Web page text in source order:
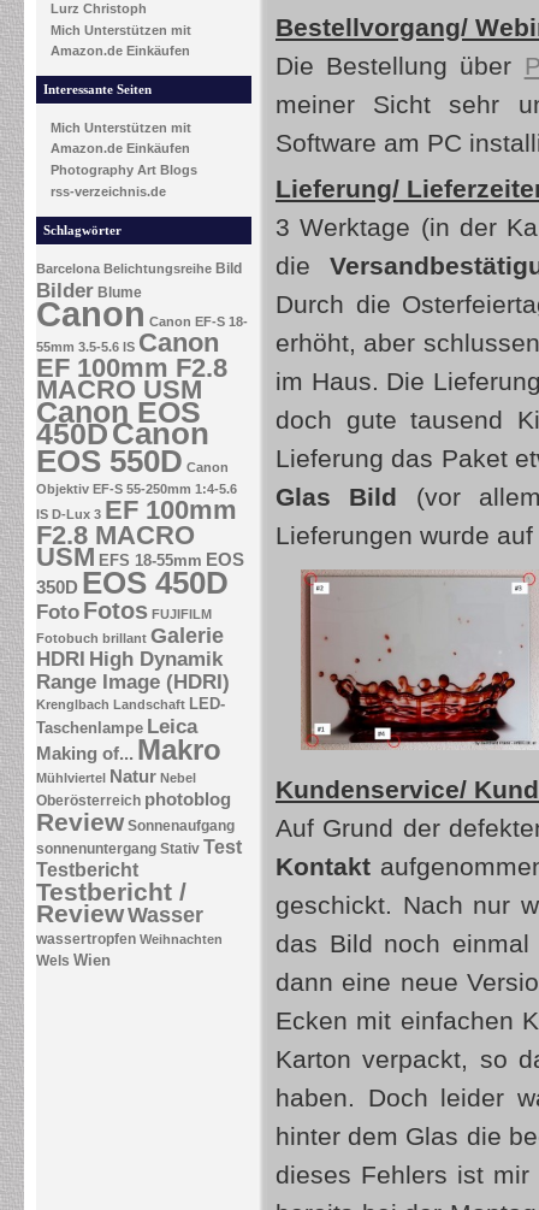
Lurz Christoph
Mich Unterstützen mit
Amazon.de Einkäufen
Interessante Seiten
Mich Unterstützen mit
Amazon.de Einkäufen
Photography Art Blogs
rss-verzeichnis.de
Schlagwörter
Barcelona Belichtungsreihe Bild
Bilder Blume
Canon Canon EF-S 18-
55mm 3.5-5.6 IS Canon
EF 100mm F2.8
MACRO USM
Canon EOS
450DCanon
EOS 550D Canon
Objektiv EF-S 55-250mm 1:4-5.6
IS D-Lux 3 EF 100mm
F2.8 MACRO
USM EFS 18-55mm EOS
350D EOS 450D
Foto Fotos FUJIFILM
Fotobuch brillant Galerie
HDRI High Dynamik
Range Image (HDRI)
Krenglbach Landschaft LED-
Taschenlampe Leica
Making of... Makro
Mühlviertel Natur Nebel
Oberösterreich photoblog
Review Sonnenaufgang
sonnenuntergang Stativ Test
Testbericht
Testbericht /
ReviewWasser
wassertropfen Weihnachten
Wels Wien
Bestellvorgang/
Die Bestellung über
meiner Sicht sehr
Software am PC
Lieferung/
3 Werktage (in der
die
Durch die
erhöht, aber
im Haus. Die
doch gute tausend
Lieferung das Paket
Glas Bild (vor
Lieferungen wurde
Kundenservice/
Auf Grund der
Kontakt
geschickt. Nach nur
das Bild noch
dann eine neue
Ecken mit einfachen
Karton verpackt, so
haben. Doch leider
hinter dem Glas die
dieses Fehlers ist